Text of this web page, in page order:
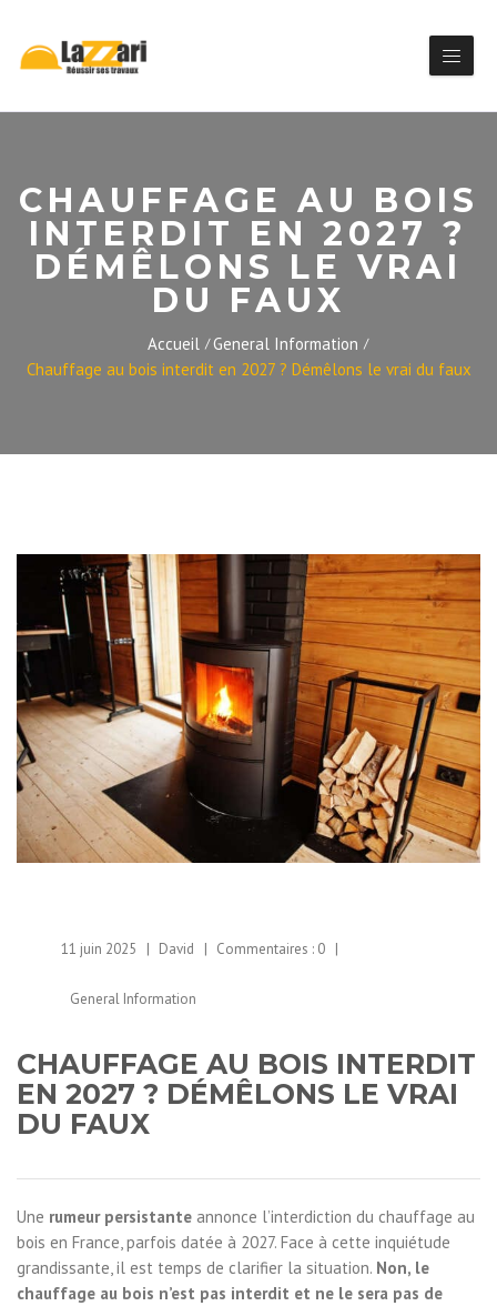
CHAUFFAGE AU BOIS
INTERDIT EN 2027 ?
DÉMÊLONS LE VRAI
DU FAUX
Accueil
General Information
Chauffage au bois interdit en 2027 ? Démêlons le vrai du faux
11 juin 2025 David Commentaires : 0
General Information
CHAUFFAGE AU BOIS INTERDIT
EN 2027 ? DÉMÊLONS LE VRAI
DU FAUX
Une rumeur persistante annonce l’interdiction du chauffage au
bois en France, parfois datée à 2027. Face à cette inquiétude
grandissante, il est temps de clarifier la situation. Non, le
chauffage au bois n’est pas interdit et ne le sera pas de